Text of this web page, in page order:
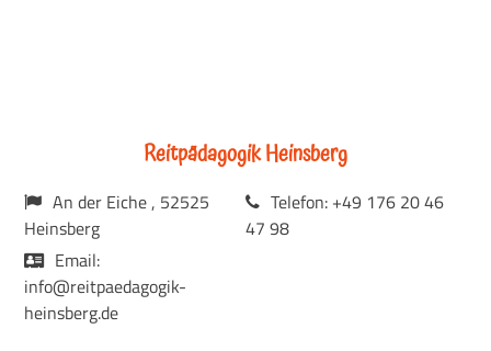
Reitpädagogik Heinsberg
An der Eiche , 52525
Heinsberg
Telefon: +49 176 20 46
47 98
Email:
info@reitpaedagogik-
heinsberg.de